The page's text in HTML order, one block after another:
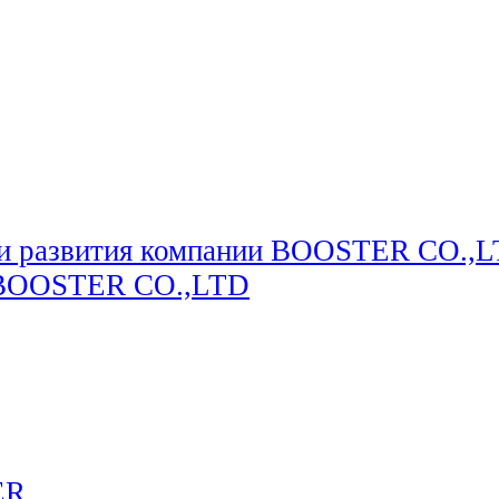
развития компании BOOSTER
CO.,LTD